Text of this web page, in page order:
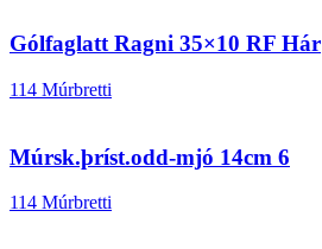
Gólfaglatt Ragni 35×10 RF Hár
114 Múrbretti
Múrsk.þríst.odd-mjó 14cm 6
114 Múrbretti